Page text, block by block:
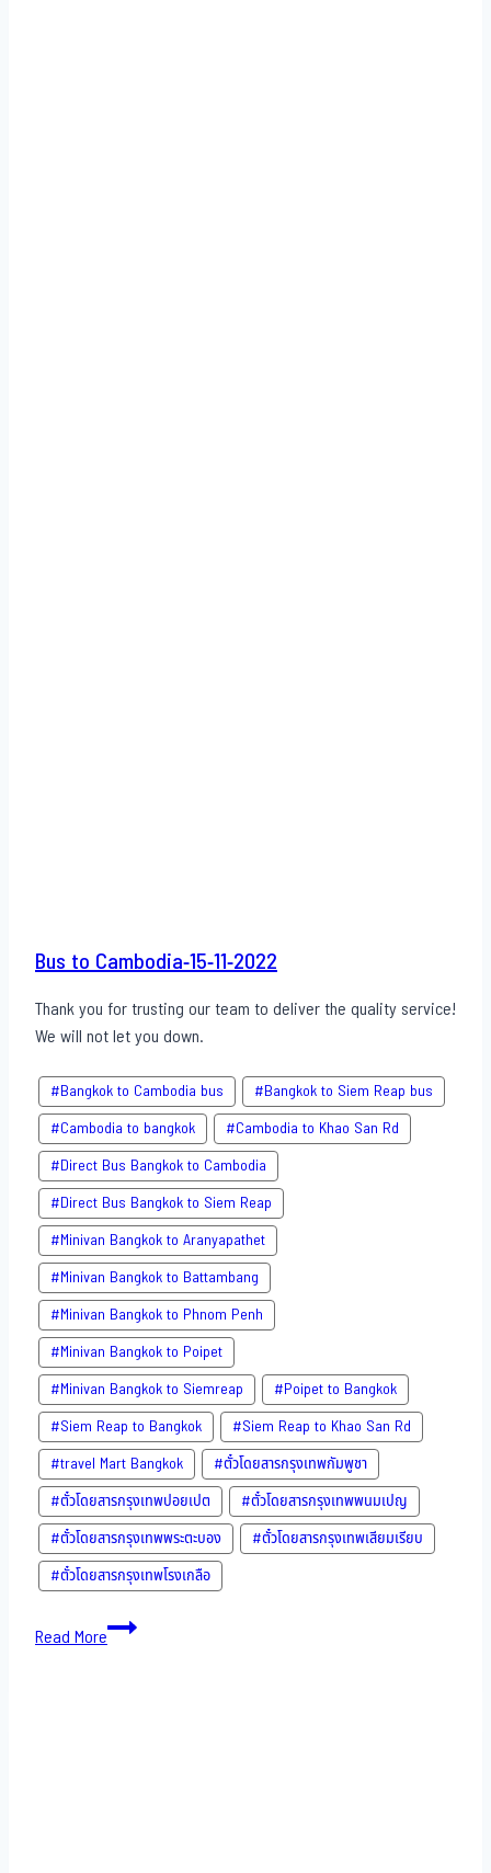
Bus to Cambodia-15-11-2022
Thank you for trusting our team to deliver the quality service!
We will not let you down.
#Bangkok to Cambodia bus
#Bangkok to Siem Reap bus
#Cambodia to bangkok
#Cambodia to Khao San​ Rd
#Direct​ Bus Bangkok to Cambodia
#Direct​ Bus Bangkok to Siem Reap
#Minivan Bangkok to​ Aranyapathet​
#Minivan​ Bangkok to Battambang
#Minivan Bangkok to Phnom Penh
#Minivan Bangkok to Poipet
#Minivan Bangkok to Siemreap
#Poipet to Bangkok
#Siem Reap to Bangkok
#Siem Reap to Khao San​ Rd
#travel Mart Bangkok
#ตั๋วโดยสารกรุงเทพกัมพูชา
#ตั๋วโดยสารกรุงเทพปอยเปต
#ตั๋วโดยสารกรุงเทพพนมเปญ
#ตั๋วโดยสารกรุงเทพพระตะบอง
#ตั๋วโดยสารกรุงเทพเสียมเรียบ
#ตั๋วโดยสารกรุงเทพโรงเกลือ
Read MoreBus
to